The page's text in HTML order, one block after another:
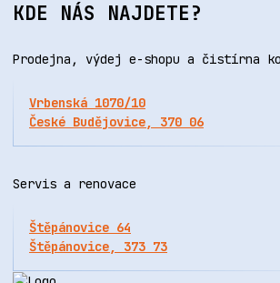
KDE NÁS NAJDETE?
Prodejna, výdej e-shopu a čistírna
Vrbenská 1070/10
České Budějovice, 370 06
Servis a renovace
Štěpánovice 64
Štěpánovice, 373 73